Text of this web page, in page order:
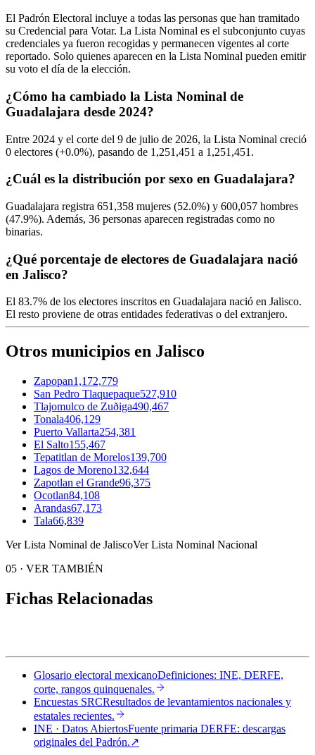
El Padrón Electoral incluye a todas las personas que han tramitado
su Credencial para Votar. La Lista Nominal es el subconjunto cuyas
credenciales ya fueron recogidas y permanecen vigentes al corte
reportado. Solo quienes aparecen en la Lista Nominal pueden emitir
su voto el día de la elección.
¿Cómo ha cambiado la Lista Nominal de
Guadalajara desde 2024?
Entre 2024 y el corte del 9 de julio de 2026, la Lista Nominal creció
0 electores (+0.0%), pasando de 1,251,451 a 1,251,451.
¿Cuál es la distribución por sexo en Guadalajara?
Guadalajara registra 651,358 mujeres (52.0%) y 600,057 hombres
(47.9%). Además, 36 personas aparecen registradas como no
binarias.
¿Qué porcentaje de electores de Guadalajara nació
en Jalisco?
El 83.7% de los electores inscritos en Guadalajara nació en Jalisco.
El resto proviene de otras entidades federativas o del extranjero.
Otros municipios en Jalisco
Zapopan1,172,779
San Pedro Tlaquepaque527,910
Tlajomulco de Zuðiga490,467
Tonala406,129
Puerto Vallarta254,381
El Salto155,467
Tepatitlan de Morelos139,700
Lagos de Moreno132,644
Zapotlan el Grande96,375
Ocotlan84,108
Arandas67,173
Tala66,839
Ver Lista Nominal de JaliscoVer Lista Nominal Nacional
05 · VER TAMBIÉN
Fichas Relacionadas
Glosario electoral mexicanoDefiniciones: INE, DERFE,
corte, rangos quinquenales.
Encuestas SRCResultados de levantamientos nacionales y
estatales recientes.
INE · Datos AbiertosFuente primaria DERFE: descargas
originales del Padrón.↗︎